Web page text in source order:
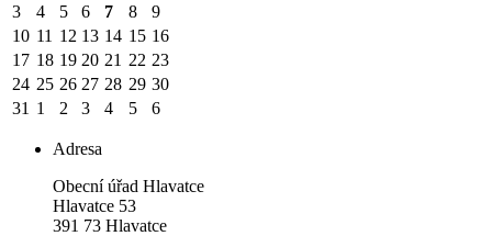
3
4 5 6 7 8
9
10 11 12 13 14 15 16
17 18 19 20 21 22 23
24 25 26 27 28 29 30
31 1 2 3 4 5 6
Adresa
Obecní úřad Hlavatce
Hlavatce 53
391 73 Hlavatce